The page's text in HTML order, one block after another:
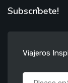
Subscríbete!
Viajeros